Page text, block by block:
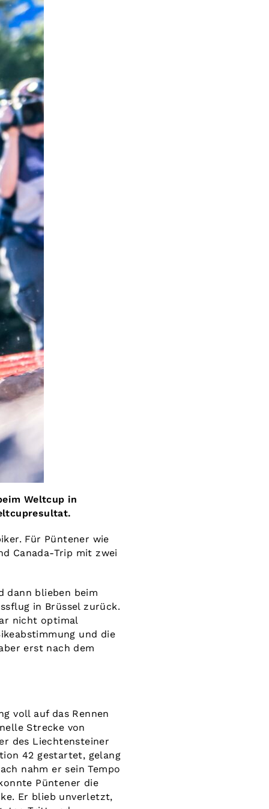
Weltcup in
Für Püntener wie
Canada-Trip mit zwei
dann blieben beim
in Brüssel zurück.
nicht optimal
und die
erst nach dem
voll auf das Rennen
Strecke von
des Liechtensteiner
42 gestartet, gelang
nahm er sein Tempo
Püntener die
Er blieb unverletzt,